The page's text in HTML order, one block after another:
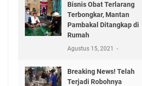
Bisnis Obat Terlarang
Terbongkar, Mantan
Pambakal Ditangkap di
Rumah
Agustus 15, 2021
Breaking News! Telah
Terjadi Robohnya